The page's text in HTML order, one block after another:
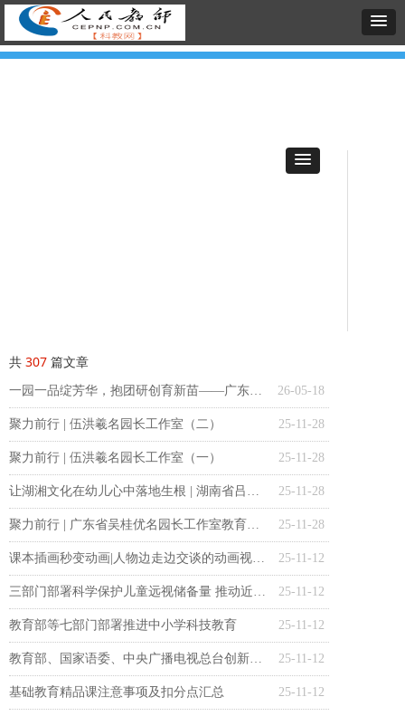
共 307 篇文章
26-05-18
一园一品绽芳华，抱团研创育新苗——广东省佛山市高明区机关幼儿园共同体特色课程建设巡礼
25-11-28
聚力前行 | 伍洪羲名园长工作室（二）
25-11-28
聚力前行 | 伍洪羲名园长工作室（一）
25-11-28
让湖湘文化在幼儿心中落地生根 | 湖南省吕奕名师工作室
25-11-28
聚力前行 | 广东省吴桂优名园长工作室教育撷珍
25-11-12
课本插画秒变动画|人物边走边交谈的动画视频怎么做？
25-11-12
三部门部署科学保护儿童远视储备量 推动近视防控关口前移
25-11-12
教育部等七部门部署推进中小学科技教育
25-11-12
教育部、国家语委、中央广播电视总台创新推出语言文化类节目《成语探华夏》
25-11-12
基础教育精品课注意事项及扣分点汇总